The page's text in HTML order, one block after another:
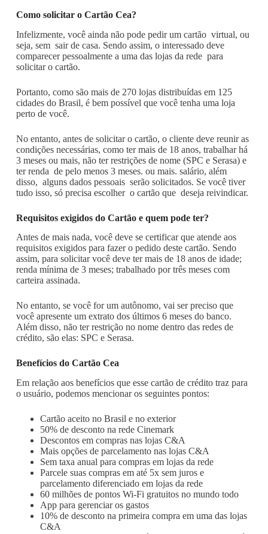
Como solicitar o Cartão Cea?
Infelizmente, você ainda não pode pedir um cartão virtual, ou
seja, sem sair de casa. Sendo assim, o interessado deve
comparecer pessoalmente a uma das lojas da rede para
solicitar o cartão.
Portanto, como são mais de 270 lojas distribuídas em 125
cidades do Brasil, é bem possível que você tenha uma loja
perto de você.
No entanto, antes de solicitar o cartão, o cliente deve reunir as
condições necessárias, como ter mais de 18 anos, trabalhar há
3 meses ou mais, não ter restrições de nome (SPC e Serasa) e
ter renda de pelo menos 3 meses. ou mais. salário, além
disso, alguns dados pessoais serão solicitados. Se você tiver
tudo isso, só precisa escolher o cartão que deseja reivindicar.
Requisitos exigidos do Cartão e quem pode ter?
Antes de mais nada, você deve se certificar que atende aos
requisitos exigidos para fazer o pedido deste cartão. Sendo
assim, para solicitar você deve ter mais de 18 anos de idade;
renda mínima de 3 meses; trabalhado por três meses com
carteira assinada.
No entanto, se você for um autônomo, vai ser preciso que
você apresente um extrato dos últimos 6 meses do banco.
Além disso, não ter restrição no nome dentro das redes de
crédito, são elas: SPC e Serasa.
Benefícios do Cartão Cea
Em relação aos benefícios que esse cartão de crédito traz para
o usuário, podemos mencionar os seguintes pontos:
Cartão aceito no Brasil e no exterior
50% de desconto na rede Cinemark
Descontos em compras nas lojas C&A
Mais opções de parcelamento nas lojas C&A
Sem taxa anual para compras em lojas da rede
Parcele suas compras em até 5x sem juros e
parcelamento diferenciado em lojas da rede
60 milhões de pontos Wi-Fi gratuitos no mundo todo
App para gerenciar os gastos
10% de desconto na primeira compra em uma das lojas
C&A